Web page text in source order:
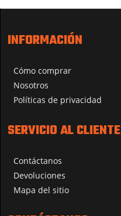
INFORMACIÓN
Cómo comprar
Nosotros
Políticas de privacidad
SERVICIO AL CLIENTE
Contáctanos
Devoluciones
Mapa del sitio